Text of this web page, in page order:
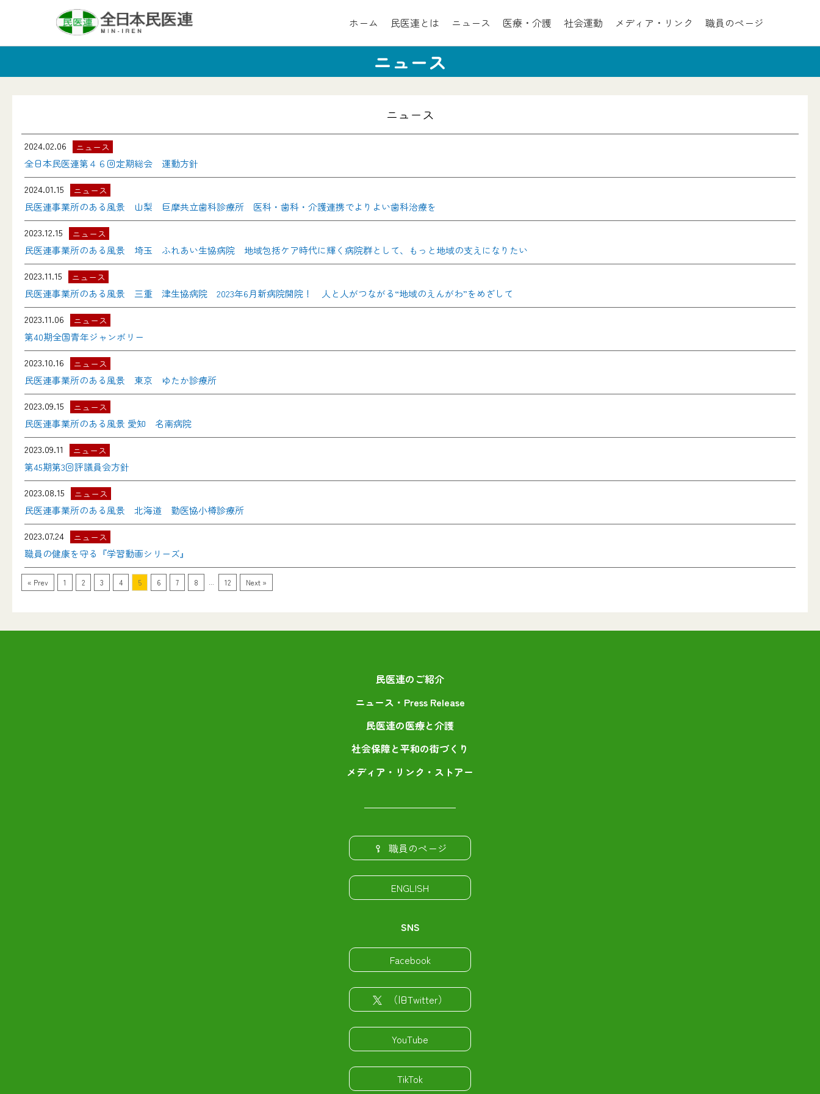
ホーム 民医連とは ニュース 医療・介護 社会運動 メディア・リンク 職員のページ
ニュース
ニュース
2024.02.06 ニュース
全日本民医連第４６回定期総会 運動方針
2024.01.15
ニュース
民医連事業所のある風景 山梨 巨摩共立歯科診療所 医科・歯科・介護連携でよりよい歯科治療を
2023.12.15
ニュース
民医連事業所のある風景 埼玉 ふれあい生協病院 地域包括ケア時代に輝く病院群として、もっと地域の支えになりたい
2023.11.15
ニュース
民医連事業所のある風景 三重 津生協病院 2023年6月新病院開院！ 人と人がつながる“地域のえんがわ”をめざして
2023.11.06
ニュース
第40期全国青年ジャンボリー
2023.10.16
ニュース
民医連事業所のある風景 東京 ゆたか診療所
2023.09.15
ニュース
民医連事業所のある風景 愛知 名南病院
2023.09.11
ニュース
第45期第3回評議員会方針
2023.08.15
ニュース
民医連事業所のある風景 北海道 勤医協小樽診療所
2023.07.24
ニュース
職員の健康を守る『学習動画シリーズ』
« Prev 1 2 3 4 5 6 7 8 12 Next »
民医連のご紹介
ニュース・Press Release
民医連の医療と介護
社会保障と平和の街づくり
メディア・リンク・ストアー
職員のページ
ENGLISH
SNS
Facebook
（旧Twitter）
YouTube
TikTok